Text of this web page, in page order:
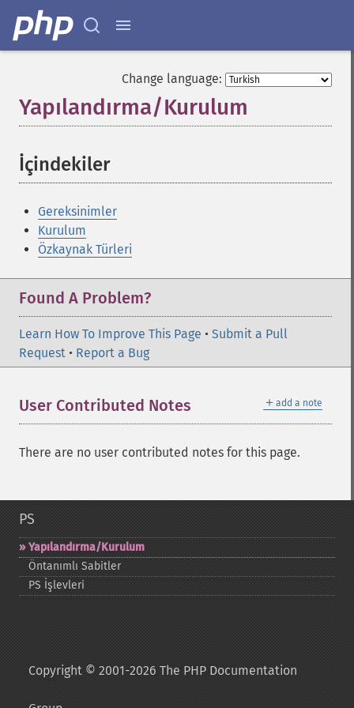
Change language:
Yapılandırma/Kurulum
İçindekiler¶
Gereksinimler
Kurulum
Özkaynak Türleri
Found A Problem?
Learn How To Improve This Page • Submit a Pull
Request • Report a Bug
＋ add a note
User Contributed Notes
There are no user contributed notes for this page.
PS
Yapılandırma/Kurulum
Öntanımlı Sabitler
PS İşlevleri
Copyright © 2001-2026 The PHP Documentation